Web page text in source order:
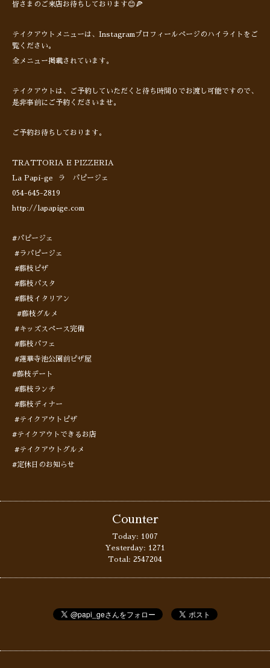
皆さまのご来店お待ちしております😊🍕
テイクアウトメニューは、Instagramプロフィールページのハイライトをご
覧ください。
全メニュー掲載されています。
テイクアウトは、ご予約していただくと待ち時間０でお渡し可能ですので、
是非事前にご予約くださいませ。
ご予約お待ちしております。
TRATTORIA E PIZZERIA
La Papi-ge ラ パピージェ
054-645-2819
http://lapapige.com
#パピージェ
#ラパピージェ
#藤枝ピザ
#藤枝パスタ
#藤枝イタリアン
#藤枝グルメ
#キッズスペース完備
#藤枝パフェ
#蓮華寺池公園前ピザ屋
#藤枝デート
#藤枝ランチ
#藤枝ディナー
#テイクアウトピザ
#テイクアウトできるお店
#テイクアウトグルメ
#定休日のお知らせ
Counter
Today: 1007
Yesterday: 1271
Total: 2547204